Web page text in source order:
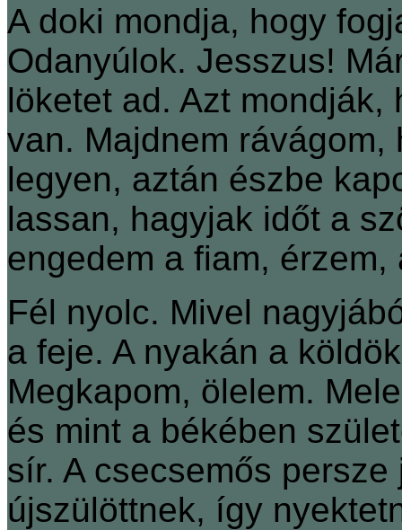
A doki mondja, hogy
Odanyúlok. Jesszus!
löketet ad. Azt
van. Majdnem
legyen, aztán észbe
lassan, hagyjak időt a
engedem a fiam,
Fél nyolc. Mivel
a feje. A nyakán a
Megkapom, ölelem.
és mint a békében
sír. A csecsemős
újszülöttnek, így